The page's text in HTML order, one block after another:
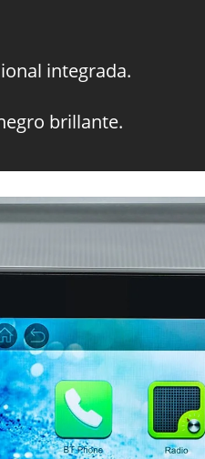
integrada.
brillante.